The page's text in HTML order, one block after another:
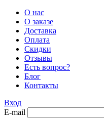
О нас
О заказе
Доставка
Оплата
Скидки
Отзывы
Есть вопрос?
Блог
Контакты
Вход
E-mail